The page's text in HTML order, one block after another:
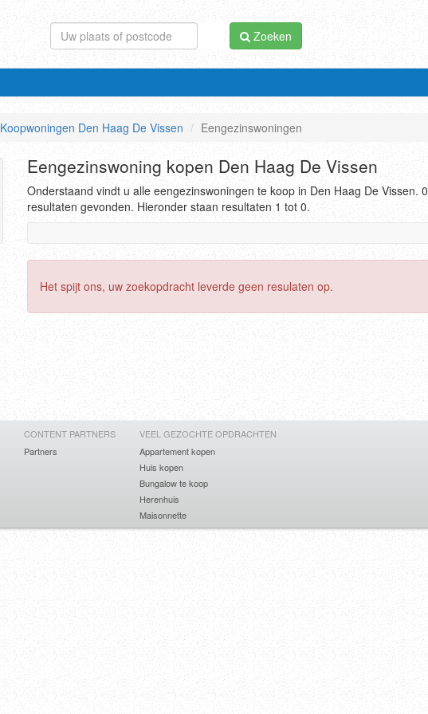
Zoeken
Koopwoningen Den Haag De Vissen Eengezinswoningen
Eengezinswoning kopen Den Haag De Vissen
Onderstaand vindt u alle eengezinswoningen te koop in Den Haag De Vissen. 0
resultaten gevonden. Hieronder staan resultaten 1 tot 0.
Het spijt ons, uw zoekopdracht leverde geen resulaten op.
CONTENT PARTNERS
Partners
VEEL GEZOCHTE OPDRACHTEN
Appartement kopen
Huis kopen
Bungalow te koop
Herenhuis
Maisonnette